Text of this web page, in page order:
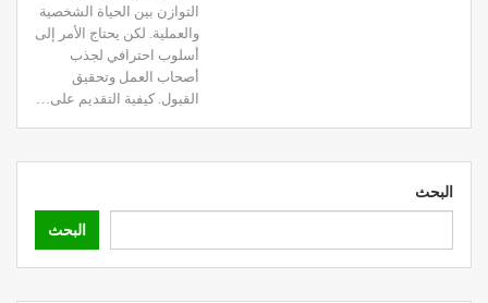
التوازن بين الحياة الشخصية
والعملية. لكن يحتاج الأمر إلى
أسلوب احترافي لجذب
أصحاب العمل وتحقيق
القبول. كيفية التقديم على…
البحث
البحث